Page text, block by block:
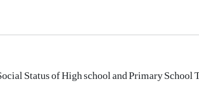
Status of High school and Primary School